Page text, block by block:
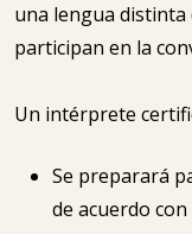
una lengua distinta
participan en la
Un intérprete
Se preparará
de acuerdo